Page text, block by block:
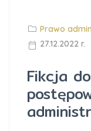
Prawo
27.12.2022 r.
Fikcja